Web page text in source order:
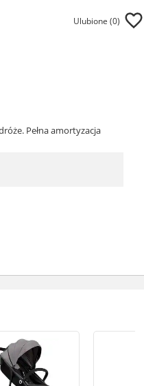
Ulubione (0)
Pełna amortyzacja